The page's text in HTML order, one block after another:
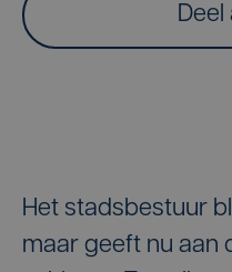
Deel
Het stadsbestuur
maar geeft nu aan